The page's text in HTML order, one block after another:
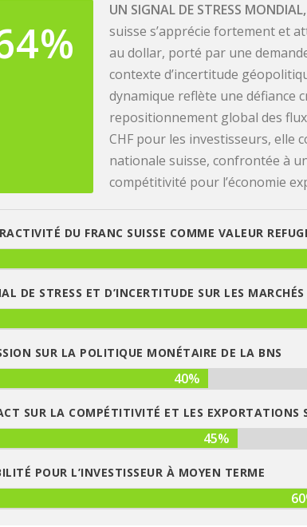
UN SIGNAL DE STRESS
suisse s’apprécie fortement et
au dollar, porté par une
contexte d’incertitude
dynamique reflète une défiance
repositionnement global des
CHF pour les investisseurs, elle
nationale suisse, confrontée à
compétitivité pour l’économie
DU FRANC SUISSE COMME VALEUR
DE STRESS ET D’INCERTITUDE SUR LES
SUR LA POLITIQUE MONÉTAIRE DE LA BNS
40%
SUR LA COMPÉTITIVITÉ ET LES EXPORTATIONS
45%
POUR L’INVESTISSEUR À MOYEN TERME